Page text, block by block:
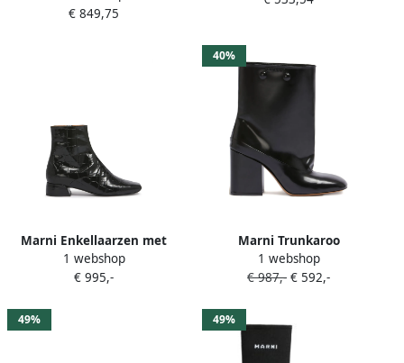
€ 849,75
Marni Enkellaarzen met
krokodillen-reliëf Zwart
1 webshop
€ 995,-
40%
Marni Trunkaroo
enkellaarzen met blokhak
Zwart
1 webshop
€ 987,- € 592,-
49% 49%